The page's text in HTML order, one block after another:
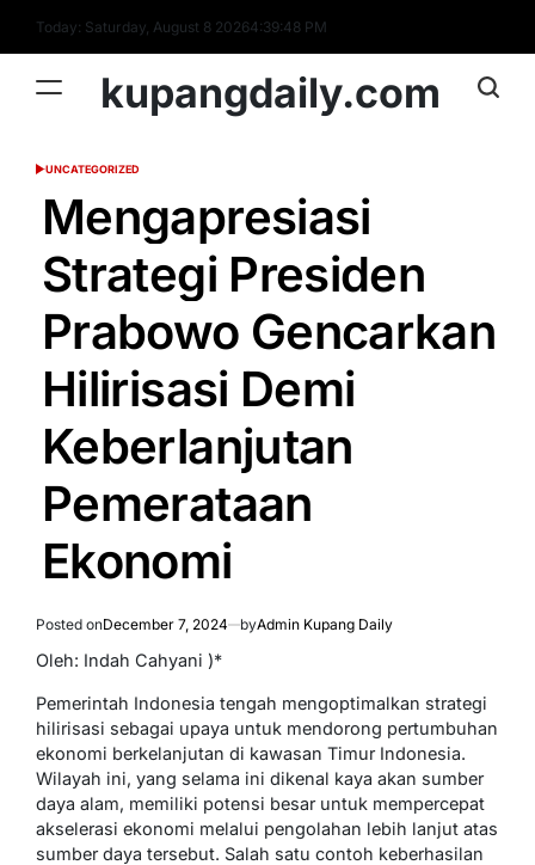
content
Today: Saturday, August 8 20264:39:49 PM
kupangdaily.com
POSTED
UNCATEGORIZED
Mengapresiasi
Strategi Presiden
Prabowo Gencarkan
Hilirisasi Demi
Keberlanjutan
Pemerataan
Ekonomi
Posted onDecember 7, 2024 byAdmin Kupang Daily
Oleh: Indah Cahyani )*
Pemerintah Indonesia tengah mengoptimalkan strategi
hilirisasi sebagai upaya untuk mendorong pertumbuhan
ekonomi berkelanjutan di kawasan Timur Indonesia.
Wilayah ini, yang selama ini dikenal kaya akan sumber
daya alam, memiliki potensi besar untuk mempercepat
akselerasi ekonomi melalui pengolahan lebih lanjut atas
sumber daya tersebut. Salah satu contoh keberhasilan